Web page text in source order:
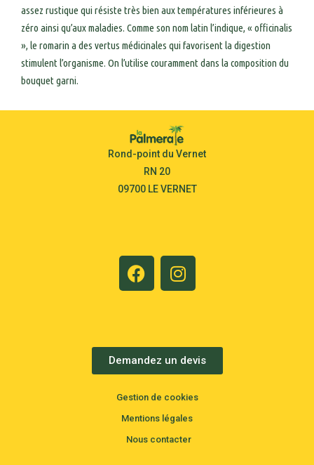
assez rustique qui résiste très bien aux températures inférieures à
zéro ainsi qu’aux maladies. Comme son nom latin l’indique, « officinalis
», le romarin a des vertus médicinales qui favorisent la digestion
stimulent l’organisme. On l’utilise couramment dans la composition du
bouquet garni.
Rond-point du Vernet
RN 20
09700 LE VERNET
Demandez un devis
Gestion de cookies
Mentions légales
Nous contacter